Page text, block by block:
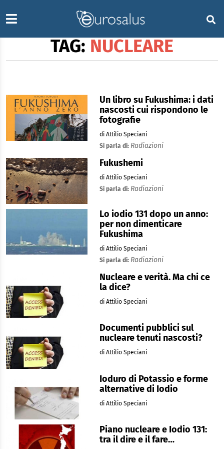
TAG: NUCLEARE
Un libro su Fukushima: i dati
nascosti cui rispondono le
fotografie
di Attilio Speciani
Si parla di: Radiazioni
Fukushemi
di Attilio Speciani
Si parla di: Radiazioni
Lo iodio 131 dopo un anno:
per non dimenticare
Fukushima
di Attilio Speciani
Si parla di: Radiazioni
Nucleare e verità. Ma chi ce
la dice?
di Attilio Speciani
Documenti pubblici sul
nucleare tenuti nascosti?
di Attilio Speciani
Ioduro di Potassio e forme
alternative di Iodio
di Attilio Speciani
Piano nucleare e Iodio 131:
tra il dire e il fare…